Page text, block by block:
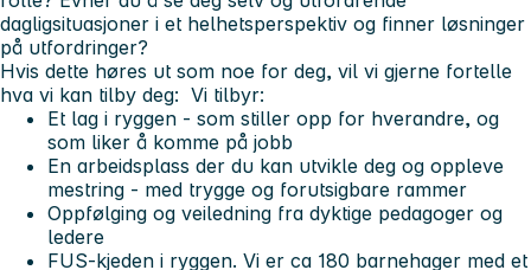
dagligsituasjoner i et helhetsperspektiv og finner løsninger
på utfordringer?
Hvis dette høres ut som noe for deg, vil vi gjerne fortelle
hva vi kan tilby deg: Vi tilbyr:
Et lag i ryggen - som stiller opp for hverandre, og
som liker å komme på jobb
En arbeidsplass der du kan utvikle deg og oppleve
mestring - med trygge og forutsigbare rammer
Oppfølging og veiledning fra dyktige pedagoger og
ledere
FUS-kjeden i ryggen. Vi er ca 180 barnehager med et